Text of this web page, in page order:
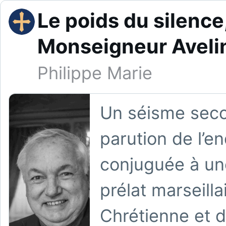
Le poids du
Monseigneur
Philippe Marie
Un séisme
parution de
conjuguée à
prélat
Chrétienne et